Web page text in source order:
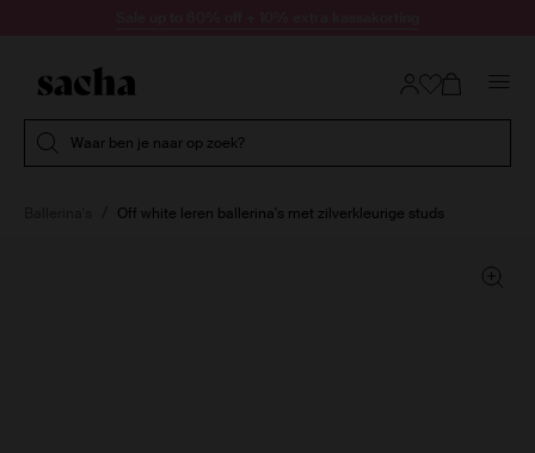
Waar ben je naar op zoek?
Off white leren ballerina's met zilverkleurige studs